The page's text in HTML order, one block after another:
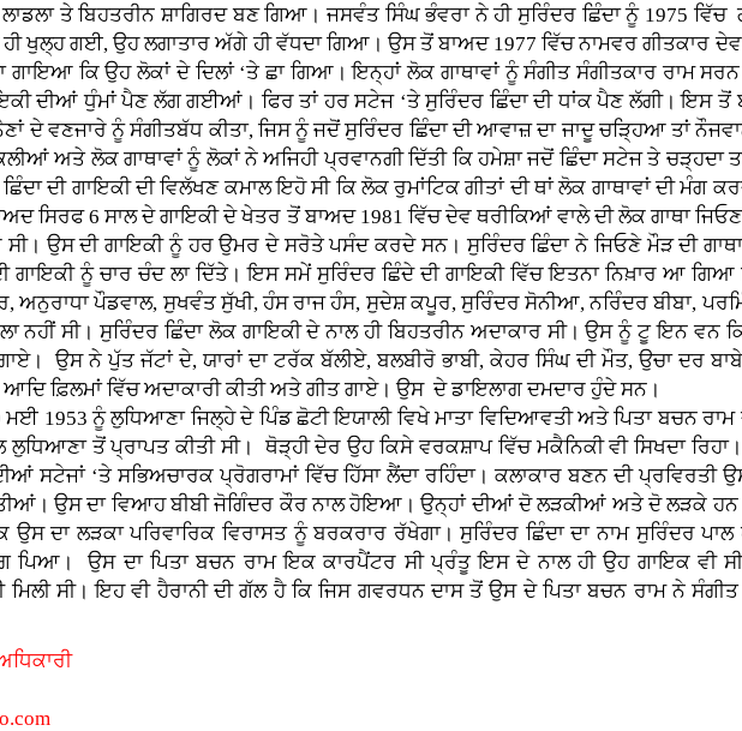
ਤੇ ਬਿਹਤਰੀਨ ਸ਼ਾਗਿਰਦ ਬਣ ਗਿਆ। ਜਸਵੰਤ ਸਿੰਘ ਭੰਵਰਾ ਨੇ ਹੀ ਸੁਰਿੰਦਰ ਛਿੰਦਾ ਨੂੰ 1975 ਵਿੱਚ
ਹੀ ਖੁਲ੍ਹ ਗਈ, ਉਹ ਲਗਾਤਾਰ ਅੱਗੇ ਹੀ ਵੱਧਦਾ ਗਿਆ। ਉਸ ਤੋਂ ਬਾਅਦ 1977 ਵਿੱਚ ਨਾਮਵਰ ਗੀਤਕਾਰ
ਗਾਇਆ ਕਿ ਉਹ ਲੋਕਾਂ ਦੇ ਦਿਲਾਂ ‘ਤੇ ਛਾ ਗਿਆ। ਇਨ੍ਹਾਂ ਲੋਕ ਗਾਥਾਵਾਂ ਨੂੰ ਸੰਗੀਤ ਸੰਗੀਤਕਾਰ ਰਾਮ
ਦੀਆਂ ਧੁੰਮਾਂ ਪੈਣ ਲੱਗ ਗਈਆਂ। ਫਿਰ ਤਾਂ ਹਰ ਸਟੇਜ ‘ਤੇ ਸੁਰਿੰਦਰ ਛਿੰਦਾ ਦੀ ਧਾਂਕ ਪੈਣ ਲੱਗੀ। ਇਸ
ਦੇ ਵਣਜਾਰੇ ਨੂੰ ਸੰਗੀਤਬੱਧ ਕੀਤਾ, ਜਿਸ ਨੂੰ ਜਦੋਂ ਸੁਰਿੰਦਰ ਛਿੰਦਾ ਦੀ ਆਵਾਜ਼ ਦਾ ਜਾਦੂ ਚੜ੍ਹਿਆ ਤਾਂ
ਅਤੇ ਲੋਕ ਗਾਥਾਵਾਂ ਨੂੰ ਲੋਕਾਂ ਨੇ ਅਜਿਹੀ ਪ੍ਰਵਾਨਗੀ ਦਿੱਤੀ ਕਿ ਹਮੇਸ਼ਾ ਜਦੋਂ ਛਿੰਦਾ ਸਟੇਜ ਤੇ
ਦੀ ਗਾਇਕੀ ਦੀ ਵਿਲੱਖਣ ਕਮਾਲ ਇਹੋ ਸੀ ਕਿ ਲੋਕ ਰੁਮਾਂਟਿਕ ਗੀਤਾਂ ਦੀ ਥਾਂ ਲੋਕ ਗਾਥਾਵਾਂ ਦੀ ਮੰਗ
ਸਿਰਫ 6 ਸਾਲ ਦੇ ਗਾਇਕੀ ਦੇ ਖੇਤਰ ਤੋਂ ਬਾਅਦ 1981 ਵਿੱਚ ਦੇਵ ਥਰੀਕਿਆਂ ਵਾਲੇ ਦੀ ਲੋਕ ਗਾਥਾ
ਉਸ ਦੀ ਗਾਇਕੀ ਨੂੰ ਹਰ ਉਮਰ ਦੇ ਸਰੋਤੇ ਪਸੰਦ ਕਰਦੇ ਸਨ। ਸੁਰਿੰਦਰ ਛਿੰਦਾ ਨੇ ਜਿਓਣੇ ਮੌੜ ਦੀ
ਗਾਇਕੀ ਨੂੰ ਚਾਰ ਚੰਦ ਲਾ ਦਿੱਤੇ। ਇਸ ਸਮੇਂ ਸੁਰਿੰਦਰ ਛਿੰਦੇ ਦੀ ਗਾਇਕੀ ਵਿੱਚ ਇਤਨਾ ਨਿਖ਼ਾਰ ਆ
ਅਨੁਰਾਧਾ ਪੌਡਵਾਲ, ਸੁਖਵੰਤ ਸੁੱਖੀ, ਹੰਸ ਰਾਜ ਹੰਸ, ਸੁਦੇਸ਼ ਕਪੂਰ, ਸੁਰਿੰਦਰ ਸੋਨੀਆ, ਨਰਿੰਦਰ ਬੀਬਾ,
ਨਹੀਂ ਸੀ। ਸੁਰਿੰਦਰ ਛਿੰਦਾ ਲੋਕ ਗਾਇਕੀ ਦੇ ਨਾਲ ਹੀ ਬਿਹਤਰੀਨ ਅਦਾਕਾਰ ਸੀ। ਉਸ ਨੂੰ ਟੂ ਇਨ ਵਨ
ਉਸ ਨੇ ਪੁੱਤ ਜੱਟਾਂ ਦੇ, ਯਾਰਾਂ ਦਾ ਟਰੱਕ ਬੱਲੀਏ, ਬਲਬੀਰੋ ਭਾਬੀ, ਕੇਹਰ ਸਿੰਘ ਦੀ ਮੌਤ, ਉਚਾ ਦਰ
ਫ਼ਿਲਮਾਂ ਵਿੱਚ ਅਦਾਕਾਰੀ ਕੀਤੀ ਅਤੇ ਗੀਤ ਗਾਏ। ਉਸ ਦੇ ਡਾਇਲਾਗ ਦਮਦਾਰ ਹੁੰਦੇ ਸਨ।
ਮਈ 1953 ਨੂੰ ਲੁਧਿਆਣਾ ਜਿਲ੍ਹੇ ਦੇ ਪਿੰਡ ਛੋਟੀ ਇਯਾਲੀ ਵਿਖੇ ਮਾਤਾ ਵਿਦਿਆਵਤੀ ਅਤੇ ਪਿਤਾ ਬਚਨ
ਤੋਂ ਪ੍ਰਾਪਤ ਕੀਤੀ ਸੀ। ਥੋੜ੍ਹੀ ਦੇਰ ਉਹ ਕਿਸੇ ਵਰਕਸ਼ਾਪ ਵਿੱਚ ਮਕੈਨਿਕੀ ਵੀ ਸਿਖਦਾ
ਸਟੇਜਾਂ ‘ਤੇ ਸਭਿਅਚਾਰਕ ਪ੍ਰੋਗਰਾਮਾਂ ਵਿੱਚ ਹਿੱਸਾ ਲੈਂਦਾ ਰਹਿੰਦਾ। ਕਲਾਕਾਰ ਬਣਨ ਦੀ ਪ੍ਰਵਿਰਤੀ
ਉਸ ਦਾ ਵਿਆਹ ਬੀਬੀ ਜੋਗਿੰਦਰ ਕੌਰ ਨਾਲ ਹੋਇਆ। ਉਨ੍ਹਾਂ ਦੀਆਂ ਦੋ ਲੜਕੀਆਂ ਅਤੇ ਦੋ ਲੜਕੇ
ਉਸ ਦਾ ਲੜਕਾ ਪਰਿਵਾਰਿਕ ਵਿਰਾਸਤ ਨੂੰ ਬਰਕਰਾਰ ਰੱਖੇਗਾ। ਸੁਰਿੰਦਰ ਛਿੰਦਾ ਦਾ ਨਾਮ ਸੁਰਿੰਦਰ
ਪਿਆ। ਉਸ ਦਾ ਪਿਤਾ ਬਚਨ ਰਾਮ ਇਕ ਕਾਰਪੈਂਟਰ ਸੀ ਪ੍ਰੰਤੂ ਇਸ ਦੇ ਨਾਲ ਹੀ ਉਹ ਗਾਇਕ ਵੀ
ਮਿਲੀ ਸੀ। ਇਹ ਵੀ ਹੈਰਾਨੀ ਦੀ ਗੱਲ ਹੈ ਕਿ ਜਿਸ ਗਵਰਧਨ ਦਾਸ ਤੋਂ ਉਸ ਦੇ ਪਿਤਾ ਬਚਨ ਰਾਮ ਨੇ